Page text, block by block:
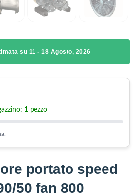
su 11 - 18 Agosto, 2026
1 pezzo
portato speed
50 fan 800